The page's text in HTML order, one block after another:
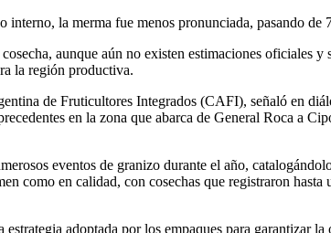
interno, la merma fue menos pronunciada, pasando
aunque aún no existen estimaciones
la región productiva.
de Fruticultores Integrados (CAFI), señaló en
en la zona que abarca de General Roca a
eventos de granizo durante el año,
como en calidad, con cosechas que registraron
adoptada por los empaques para garantizar